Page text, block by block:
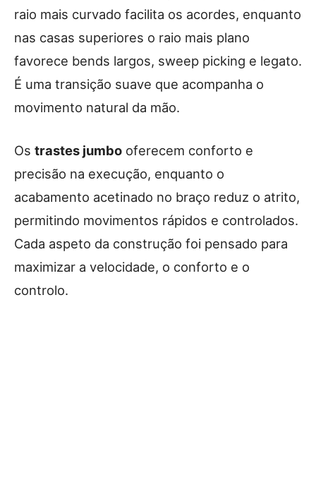
raio mais curvado facilita os acordes, enquanto
nas casas superiores o raio mais plano
favorece bends largos, sweep picking e legato.
É uma transição suave que acompanha o
movimento natural da mão.
Os trastes jumbo oferecem conforto e
precisão na execução, enquanto o
acabamento acetinado no braço reduz o atrito,
permitindo movimentos rápidos e controlados.
Cada aspeto da construção foi pensado para
maximizar a velocidade, o conforto e o
controlo.